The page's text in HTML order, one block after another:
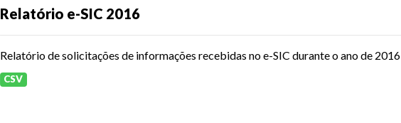
Relatório e-SIC 2016
Relatório de solicitações de informações recebidas no e-SIC durante o ano de 2016
CSV